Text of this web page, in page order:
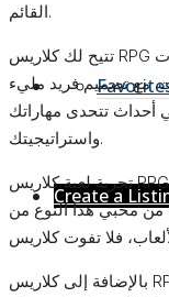
Create a
القائم.
تتيح لك كلاريس RPG اختيار أبطال متعددة، كل منهم يمتلك مهارات
مع تصميم فريد مليء
أحداث تتحدى مهاراتك
واستراتيجيتك.
تجربة لعبة كلاريس RPG هي مناسبة لعشاق الزنزانات وألعاب RPG،
من محبي هذا النوع من
بالإضافة إلى كلاريس RPG، هناك العديد من ألعاب RPG الزنزانات